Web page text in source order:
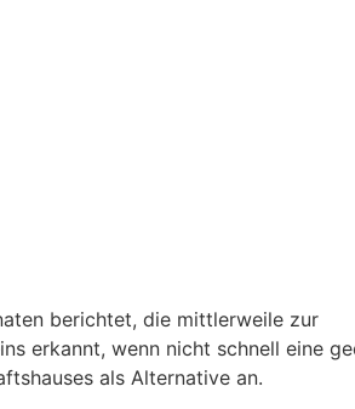
berichtet, die mittlerweile zur
erkannt, wenn nicht schnell eine
als Alternative an.